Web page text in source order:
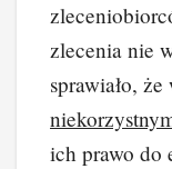
zlecenia nie
sprawiało,
ich prawo do